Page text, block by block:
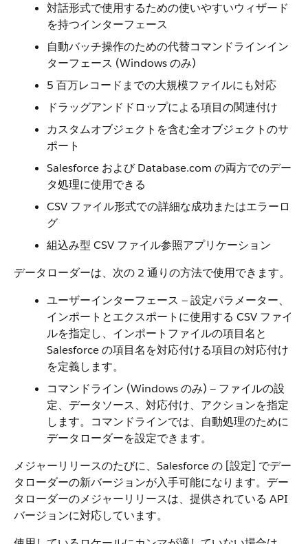
対話形式で使用するための使いやすいウィザード
を持つインターフェース
自動バッチ操作のための代替コマンドラインイン
ターフェース (Windows のみ)
5 百万レコードまでの大規模ファイルにも対応
ドラッグアンドドロップによる項目の関連付け
カスタムオブジェクトを含む全オブジェクトのサ
ポート
Salesforce および Database.com の両方でのデー
タ処理に使用できる
CSV ファイル形式での詳細な成功またはエラーロ
グ
組込み型 CSV ファイル参照アプリケーション
データローダーは、次の 2 通りの方法で使用できます。
ユーザーインターフェース — 設定パラメーター、
インポートとエクスポートに使用する CSV ファイ
ルを指定し、インポートファイルの項目名と
Salesforce の項目名を対応付ける項目の対応付け
を定義します。
コマンドライン (Windows のみ) — ファイルの設
定、データソース、対応付け、アクションを指定
します。コマンドラインでは、自動処理のために
データローダーを設定できます。
メジャーリリースのたびに、Salesforce の [設定] でデー
タローダーの新バージョンが入手可能になります。デー
タローダーのメジャーリリースは、提供されている API
バージョンに対応しています。